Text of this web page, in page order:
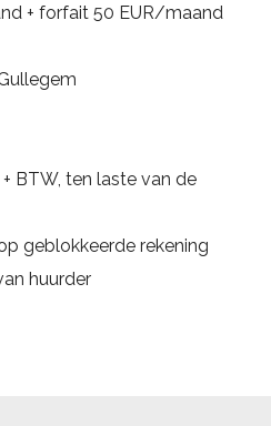
+ forfait 50 EUR/maand
BTW, ten laste van de
geblokkeerde rekening
huurder